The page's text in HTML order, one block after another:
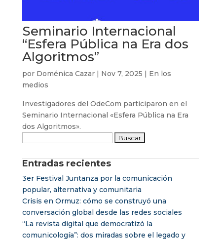
Seminario Internacional
“Esfera Pública na Era dos
Algoritmos”
por Doménica Cazar| Nov 7, 2025 | En los
medios
Investigadores del OdeCom participaron en el
Seminario Internacional «Esfera Pública na Era
dos Algoritmos».
Entradas recientes
3er Festival Juntanza por la comunicación
popular, alternativa y comunitaria
Crisis en Ormuz: cómo se construyó una
conversación global desde las redes sociales
“La revista digital que democratizó la
comunicología”: dos miradas sobre el legado y